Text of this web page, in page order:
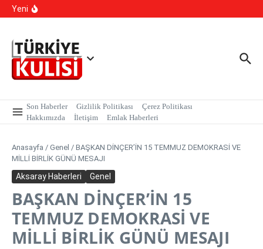
İçeriğe atla
Yeni
Sarmalı’ Tuzağını İfşa Etti
Son Haberler Gizlilik Politikası
Çerez Politikası
Hakkımızda
İletişim Emlak Haberleri
Anasayfa / Genel / BAŞKAN DİNÇER’İN 15 TEMMUZ DEMOKRASİ VE
MİLLİ BİRLİK GÜNÜ MESAJI
Aksaray Haberleri Genel
BAŞKAN DİNÇER’İN 15
TEMMUZ DEMOKRASİ VE
MİLLİ BİRLİK GÜNÜ MESAJI